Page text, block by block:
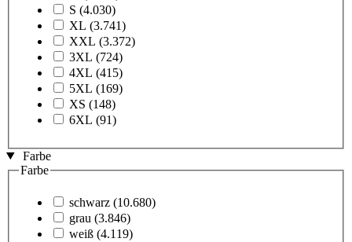
S (4.030)
XL (3.741)
XXL (3.372)
3XL (724)
4XL (415)
5XL (169)
XS (148)
6XL (91)
Farbe
Farbe
schwarz (10.680)
grau (3.846)
weiß (4.119)